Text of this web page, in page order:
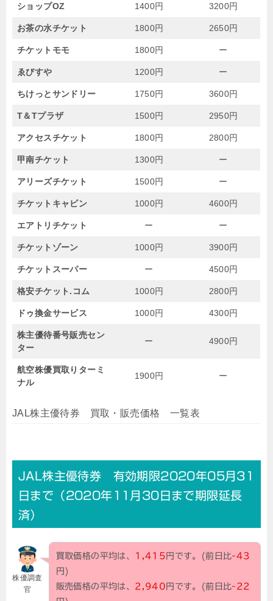
ショップOZ 1400円 3200円
お茶の水チケット 1800円 2650円
チケットモモ 1800円 ー
ゑびすや 1200円 ー
ちけっとサンドリー 1750円 3600円
T＆Tプラザ 1500円 2950円
アクセスチケット 1800円 2800円
甲南チケット 1300円 ー
アリーズチケット 1500円 ー
チケットキャビン 1000円 4600円
エアトリチケット ー ー
チケットゾーン 1000円 3900円
チケットスーパー ー 4500円
格安チケット.コム 1000円 2800円
ドゥ換金サービス 1000円 4300円
株主優待番号販売セン
ター
ー 4900円
航空株優買取りターミ
ナル
1900円 ー
JAL株主優待券 買取・販売価格 一覧表
JAL株主優待券 有効期限2020年05月31
日まで（2020年11月30日まで期限延長
済）
株優調査
官
買取価格の平均は、 1,415 円です。(前日比-43
円)
販売価格の平均は、 2,940 円です。(前日比-22